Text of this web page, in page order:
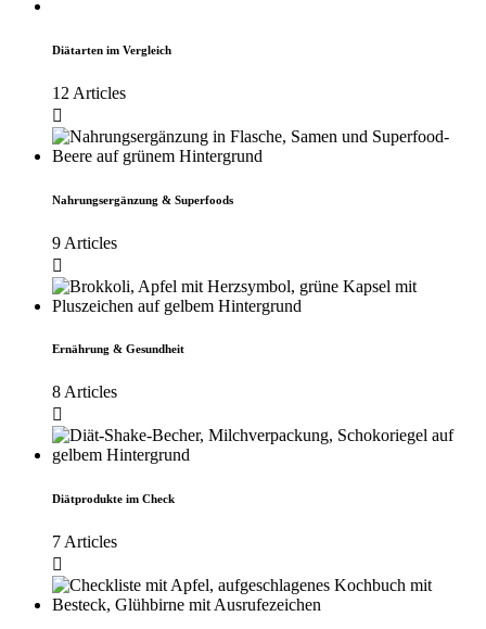
Diätarten im Vergleich
12 Articles
Nahrungsergänzung & Superfoods
9 Articles
Ernährung & Gesundheit
8 Articles
Diätprodukte im Check
7 Articles